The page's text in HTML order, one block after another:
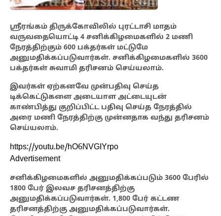
ஸ்ரீரங்கம் திருக்கோவிலில் புரட்டாசி மாதம்
வருவதையொட்டி 4 சனிக்கிழமைகளில் 2 மணி
நேரத்திற்கும் 600 பக்தர்கள் மட்டுமே
அனுமதிக்கப்படுவார்கள். சனிக்கிழமைகளில் 3600
பக்தர்கள் சுவாமி தரிசனம் செய்யலாம்.
இவர்கள் ஏற்கனவே முன்பதிவு செய்த
டிக்கெட்டுகளை அடையாள அட்டையுடன்
காண்பித்து குறிப்பிட்ட பதிவு செய்த நேரத்தில்
அரை மணி நேரத்திற்கு முன்னதாக வந்து தரிசனம்
செய்யலாம்.
https://youtu.be/hO6NVGIYrpo
Advertisement
சனிக்கிழமைகளில் அனுமதிக்கப்படும் 3600 பேரில்
1800 பேர் இலவச தரிசனத்திற்கு
அனுமதிக்கப்படுவார்கள். 1,800 பேர் கட்டண
தரிசனத்திற்கு அனுமதிக்கப்படுவார்கள்.